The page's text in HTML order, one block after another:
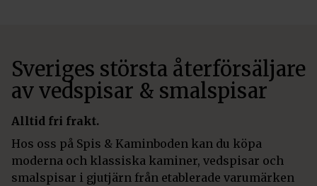
Sveriges största återförsäljare
av vedspisar & smalspisar
Alltid fri frakt.
Hos oss på Spis & Kaminboden kan du köpa
moderna och klassiska kaminer, vedspisar och
smalspisar i gjutjärn från etablerade varumärken